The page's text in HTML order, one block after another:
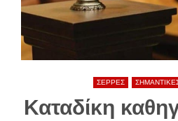
ΣΕΡΡΕΣ
Καταδίκη